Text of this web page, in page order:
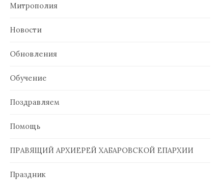
Митрополия
Новости
Обновления
Обучение
Поздравляем
Помощь
ПРАВЯЩИЙ АРХИЕРЕЙ ХАБАРОВСКОЙ ЕПАРХИИ
Праздник